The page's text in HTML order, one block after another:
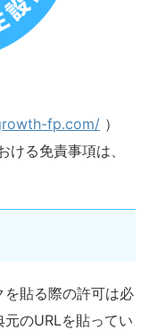
fp.com/ ）
ける免責事項は、
貼る際の許可は必
のURLを貼ってい